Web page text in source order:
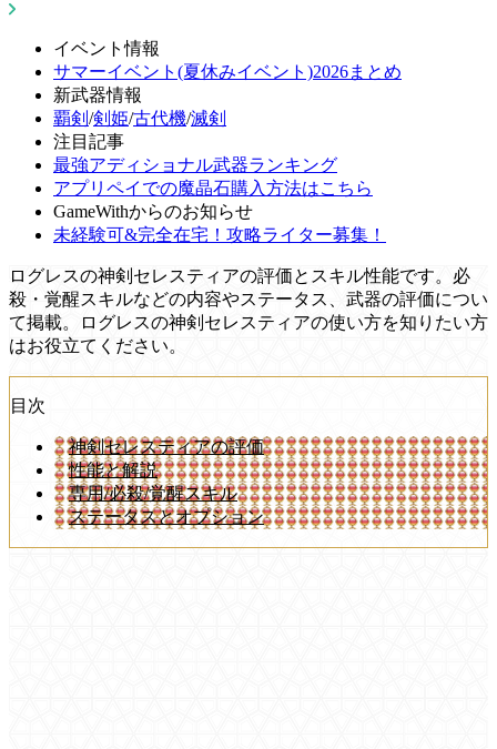
イベント情報
サマーイベント(夏休みイベント)2026まとめ
新武器情報
覇剣 /剣姫/古代機/滅剣
注目記事
最強アディショナル武器ランキング
アプリペイでの魔晶石購入方法はこちら
GameWithからのお知らせ
未経験可&完全在宅！攻略ライター募集！
ログレスの神剣セレスティアの評価とスキル性能です。必
殺・覚醒スキルなどの内容やステータス、武器の評価につい
て掲載。ログレスの神剣セレスティアの使い方を知りたい方
はお役立てください。
目次
神剣セレスティアの評価
性能と解説
専用/必殺/覚醒スキル
ステータスとオプション